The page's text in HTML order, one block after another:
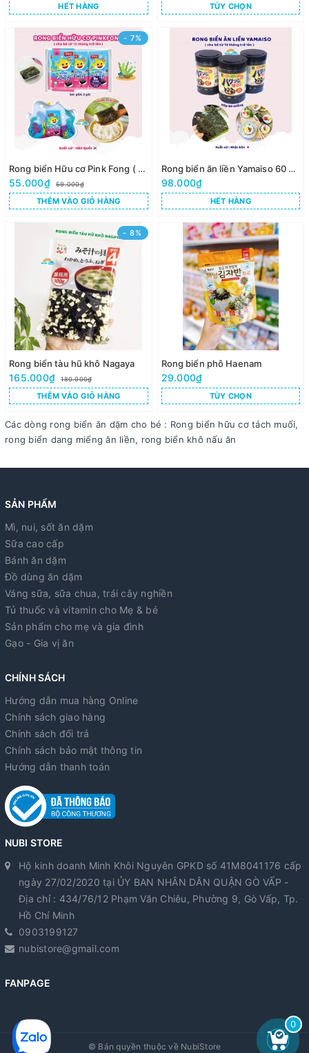
HẾT HÀNG TÙY CHỌN
- 7%
Rong biển Hữu cơ Pink Fong ( Set 3 gói )
55.000₫ 59.000₫
THÊM VÀO GIỎ HÀNG
Rong biển ăn liền Yamaiso 60 miếng
98.000₫
HẾT HÀNG
- 8%
Rong biển tàu hũ khô Nagaya
165.000₫ 180.000₫
THÊM VÀO GIỎ HÀNG
Rong biển phô Haenam
29.000₫
TÙY CHỌN
Các dòng rong biển ăn dặm cho bé : Rong biển hữu cơ tách muối,
rong biển dang miếng ăn liền, rong biển khô nấu ăn
SẢN PHẨM
Mì, nui, sốt ăn dặm
Sữa cao cấp
Bánh ăn dặm
Đồ dùng ăn dặm
Váng sữa, sữa chua, trái cây nghiền
Tủ thuốc và vitamin cho Mẹ & bé
Sản phẩm cho mẹ và gia đình
Gạo - Gia vị ăn
CHÍNH SÁCH
Hướng dẫn mua hàng Online
Chính sách giao hàng
Chính sách đổi trả
Chính sách bảo mật thông tin
Hướng dẫn thanh toán
NUBI STORE
Hộ kinh doanh Minh Khôi Nguyên GPKD số 41M8041176 cấp
ngày 27/02/2020 tại ỦY BAN NHÂN DÂN QUẬN GÒ VẤP -
Địa chỉ : 434/76/12 Phạm Văn Chiêu, Phường 9, Gò Vấp, Tp.
Hồ Chí Minh
0903199127
nubistore@gmail.com
FANPAGE
© Bản quyền thuộc về NubiStore
0